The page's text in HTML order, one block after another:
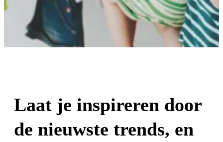
Laat je inspireren door
de nieuwste trends, en